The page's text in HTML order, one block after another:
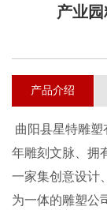
产业
产品介绍
曲阳县星特雕塑
年雕刻文脉、拥
一家集创意设计
为一体的雕塑公